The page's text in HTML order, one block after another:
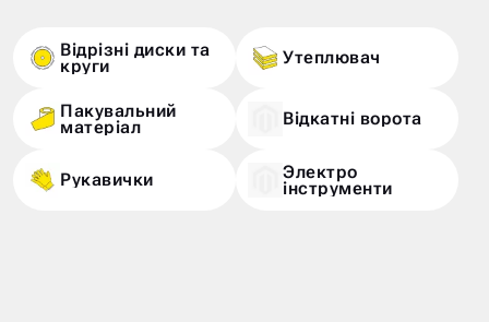
Відрізні диски та
круги Утеплювач
Пакувальний
матеріал Відкатні ворота
Рукавички Электро
iнструменти